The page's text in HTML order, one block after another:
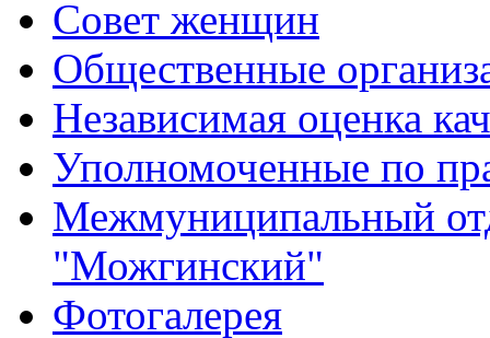
Совет женщин
Общественные
Независимая оценка
Уполномоченные по
Межмуниципальный
"Можгинский"
Фотогалерея